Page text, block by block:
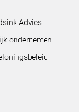
Advies
ondernemen